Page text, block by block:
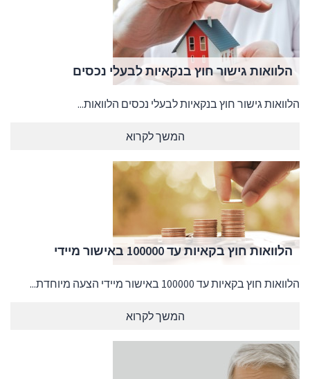
הלוואות גישור חוץ בנקאיות לבעלי נכסים
הלוואות גישור חוץ בנקאיות לבעלי נכסים הלוואות...
המשך לקרוא
הלוואות חוץ בקאיות עד 100000 באישור מיידי
הלוואות חוץ בקאיות עד 100000 באישור מיידי הצעה מיוחדת...
המשך לקרוא